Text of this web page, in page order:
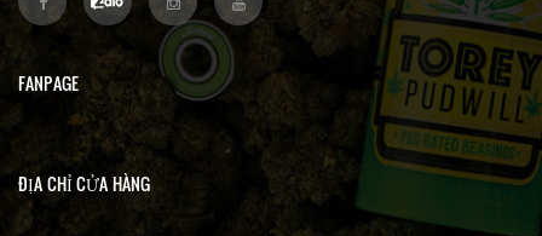
FANPAGE
ĐỊA CHỈ CỬA HÀNG